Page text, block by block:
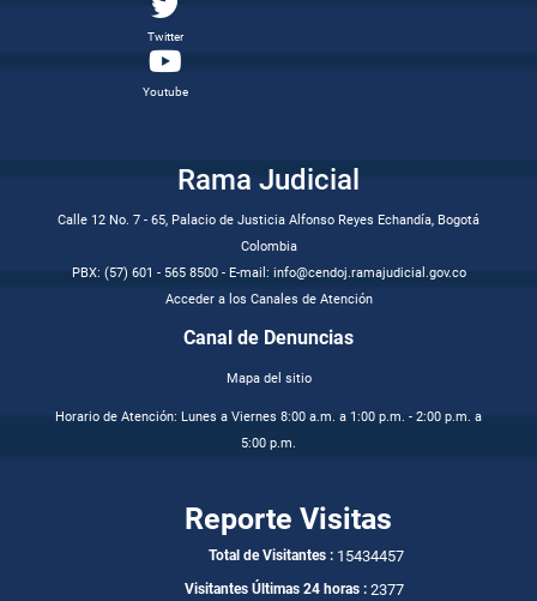
Twitter
Youtube
Rama Judicial
Calle 12 No. 7 - 65, Palacio de Justicia Alfonso Reyes Echandía, Bogotá
Colombia
PBX: (57) 601 - 565 8500 - E-mail: info@cendoj.ramajudicial.gov.co
Acceder a los Canales de Atención
Canal de Denuncias
Mapa del sitio
Horario de Atención: Lunes a Viernes 8:00 a.m. a 1:00 p.m. - 2:00 p.m. a
5:00 p.m.
Reporte Visitas
Total de Visitantes : 15434457
Visitantes Últimas 24 horas : 2377